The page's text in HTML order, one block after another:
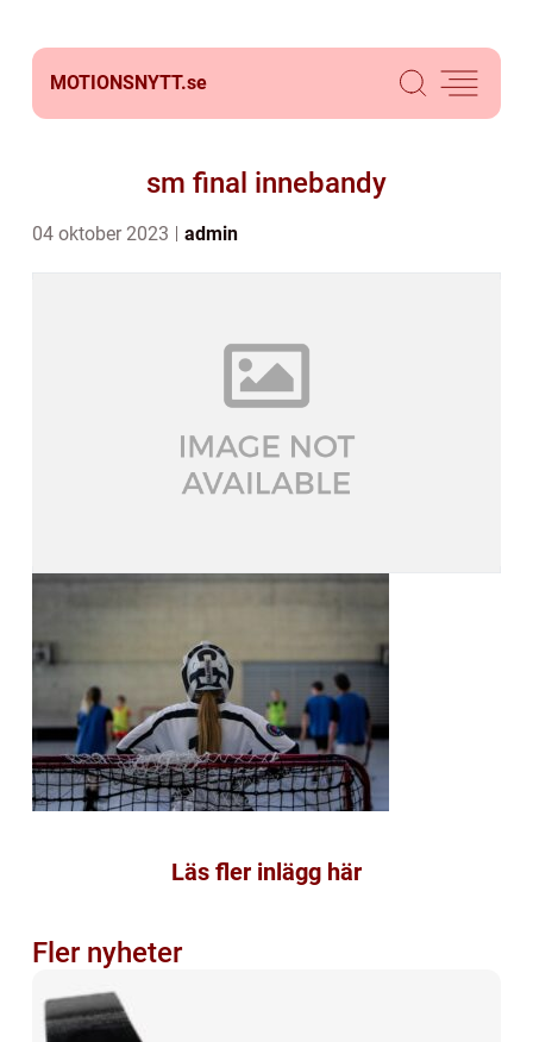
MOTIONSNYTT.se
sm final innebandy
04 oktober 2023 admin
Läs fler inlägg här
Fler nyheter